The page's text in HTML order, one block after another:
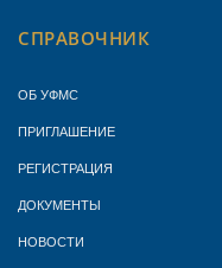
СПРАВОЧНИК
ОБ УФМС
ПРИГЛАШЕНИЕ
РЕГИСТРАЦИЯ
ДОКУМЕНТЫ
НОВОСТИ